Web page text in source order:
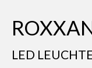
LED